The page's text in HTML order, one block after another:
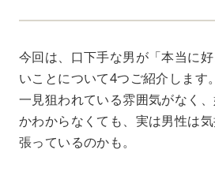
今回は、口下手な男が「本当に
いことについて4つご紹介します。
一見狙われている雰囲気がなく
かわからなくても、実は男性は
張っているのかも。